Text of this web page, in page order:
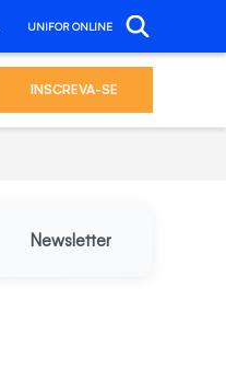
UNIFOR ONLINE
INSCREVA-SE
Newsletter